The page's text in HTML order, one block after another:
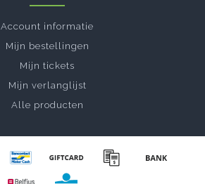
Account informatie
Mijn bestellingen
Mijn tickets
Mijn verlanglijst
Alle producten